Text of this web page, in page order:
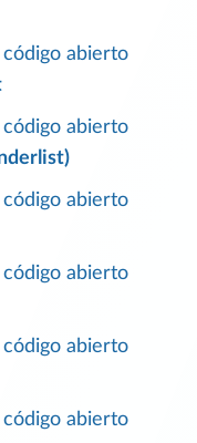
abierto
abierto
abierto
abierto
abierto
abierto